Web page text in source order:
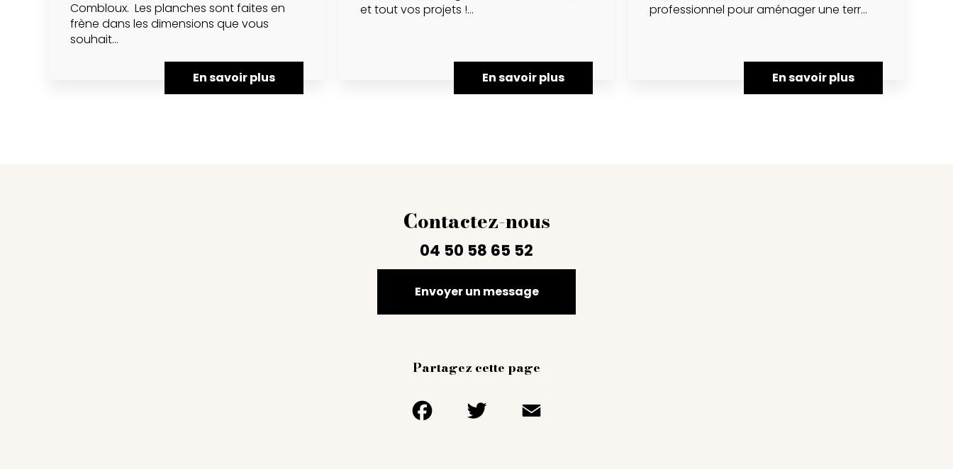
Combloux. Les planches sont faites en
frène dans les dimensions que vous
souhait...
En savoir plus
et tout vos projets !...
En savoir plus
professionnel pour aménager une terr...
En savoir plus
Contactez-nous
04 50 58 65 52
Envoyer un message
Partagez cette page